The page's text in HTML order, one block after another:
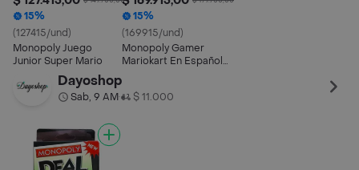
15%
(127415/und)
Monopoly Juego
Junior Super Mario
15%
(169915/und)
Monopoly Gamer
Mariokart En Español
Dayoshop
Sab, 9 AM• $ 11.000